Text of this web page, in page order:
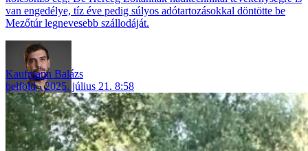
van engedélye, tíz éve pedig súlyos adótartozásokkal döntötte be
Mezőtúr legnevesebb szállodáját.
Kaufmann Balázs
belföld
2025. július 21. 8:58